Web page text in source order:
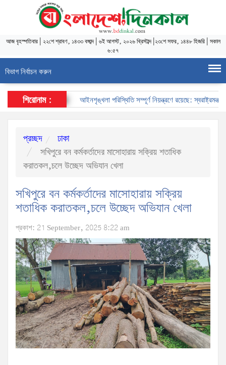
আজবৃহস্পতিবার| ২২শে শ্রাবণ, ১৪৩৩ বঙ্গাব্দ| ৬ই আগস্ট, ২০২৬ খ্রিস্টাব্দ| ২৩শে সফর, ১৪৪৮ হিজরি| সকাল
৬:৫৭
বিভাগ নির্বাচন করুন
শিরোনাম : আইনশৃঙ্খলা পরিস্থিতি সম্পূর্ণ নিয়ন্ত্রণে রয়েছে: স্বরাষ্ট্রমন্ত্রী
প্রচ্ছদ
ঢাকা
সখিপুরে বন কর্মকর্তাদের মাসোহারায় সক্রিয় শতাধিক
করাতকল,চলে উচ্ছেদ অভিযান খেলা
সখিপুরে বন কর্মকর্তাদের মাসোহারায় সক্রিয়
শতাধিক করাতকল,চলে উচ্ছেদ অভিযান খেলা
প্রকাশ: 21 September, 2025 8:22 am